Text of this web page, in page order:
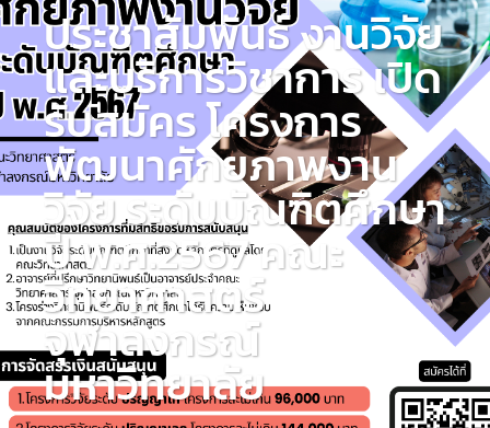
ประชาสัมพันธ์ งานวิจัย
และบริการวิชาการ เปิด
รับสมัคร โครงการ
พัฒนาศักยภาพงาน
วิจัย ระดับบัณฑิตศึกษา
ปี พ.ศ.2567 คณะ
วิทยาศาสตร์
จุฬาลงกรณ์
มหาวิทยาลัย